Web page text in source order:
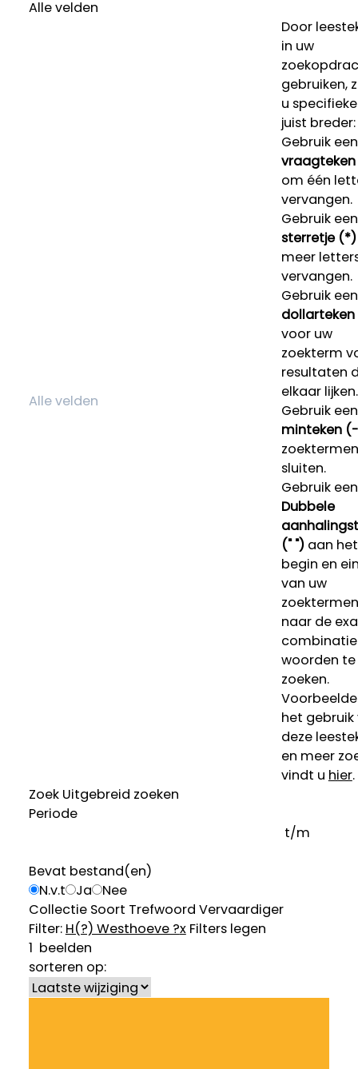
Alle velden
Door
in uw
gebruiken,
u
juist breder:
Gebruik een
om één
vervangen.
Gebruik een
sterretje (*)
meer
vervangen.
Gebruik een
voor uw
zoekterm
resultaten
elkaar lijken.
Gebruik een
minteken
sluiten.
Gebruik een
Dubbele
(" ")aan het
begin en
van uw
naar de
woorden te
zoeken.
het gebruik
deze
en meer
vindt u hier.
Zoek Uitgebreid zoeken
Periode
t/m
Bevat bestand(en)
N.v.t
Ja
Nee
Collectie Soort Trefwoord Vervaardiger
Filter: H(?) Westhoeve ?x Filters legen
1 beelden
sorteren op: